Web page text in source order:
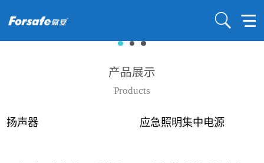
产品展示
Products
扬声器 应急照明集中电源